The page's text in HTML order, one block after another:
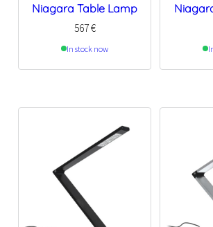
Niagara Table Lamp
567€
In stock now